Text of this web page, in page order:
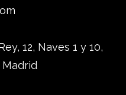
12, Naves 1 y 10,
Madrid